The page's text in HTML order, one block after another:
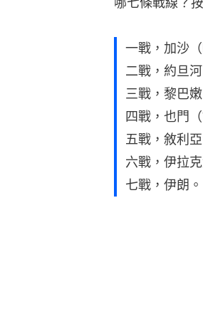
七戰，伊朗。